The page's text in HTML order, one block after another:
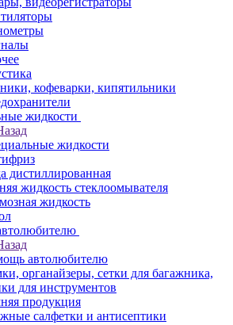
кофеварки, кипятильники
жидкости
жидкости
дистиллированная
жидкость стеклоомывателя
жидкость
автолюбителю
органайзеры, сетки для багажника,
для инструментов
продукция
салфетки и антисептики